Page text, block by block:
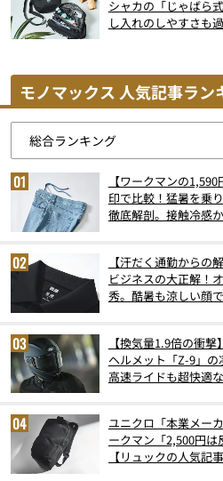
シャカの「じゃばら
し入れのしやすさも
モノマックス 人気記事ラン
【ワークマンの
印で比較！猛暑を乗
徹底解剖。接触冷感
【汗だく通勤からの
ビジネスの大正解！
秀。酷暑も涼しい顔
【換気量1.9倍の衝
ヘルメット「Z-9」
高速ライドも超快適
ユニクロ「本業メー
ークマン「2,500円
【リュックの人気記